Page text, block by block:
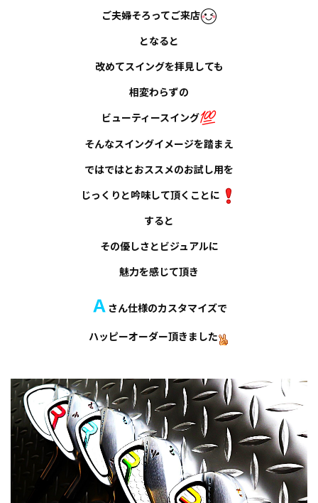
ご夫婦そろってご来店
となると
改めてスイングを拝見しても
相変わらずの
ビューティースイング
そんなスイングイメージを踏まえ
ではではとおススメのお試し用を
じっくりと吟味して頂くことに
すると
その優しさとビジュアルに
魅力を感じて頂き
Ａ さん仕様のカスタマイズで
ハッピーオーダー頂きました